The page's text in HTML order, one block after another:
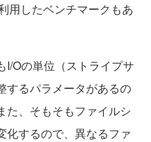
用したベンチマークもあ
Oの単位（ストライプサ
するパラメータがあるの
た、そもそもファイルシ
化するので、異なるファ